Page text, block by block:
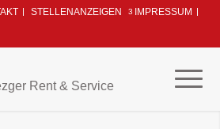
STELLENANZEIGEN 3 IMPRESSUM